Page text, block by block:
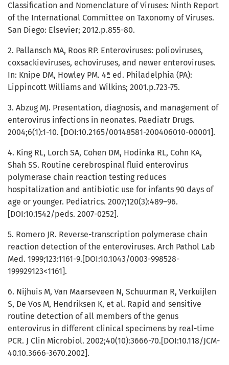
Classification and Nomenclature of Viruses: Ninth Report
of the International Committee on Taxonomy of Viruses.
San Diego: Elsevier; 2012.p.855-80.
2. Pallansch MA, Roos RP. Enteroviruses: polioviruses,
coxsackieviruses, echoviruses, and newer enteroviruses.
In: Knipe DM, Howley PM. 4ª ed. Philadelphia (PA):
Lippincott Williams and Wilkins; 2001.p.723-75.
3. Abzug MJ. Presentation, diagnosis, and management of
enterovirus infections in neonates. Paediatr Drugs.
2004;6(1):1-10. [DOI:10.2165/00148581-200406010-00001].
4. King RL, Lorch SA, Cohen DM, Hodinka RL, Cohn KA,
Shah SS. Routine cerebrospinal fluid enterovirus
polymerase chain reaction testing reduces
hospitalization and antibiotic use for infants 90 days of
age or younger. Pediatrics. 2007;120(3):489–96.
[DOI:10.1542/peds. 2007-0252].
5. Romero JR. Reverse-transcription polymerase chain
reaction detection of the enteroviruses. Arch Pathol Lab
Med. 1999;123:1161-9.[DOI:10.1043/0003-998528-
199929123<1161].
6. Nijhuis M, Van Maarseveen N, Schuurman R, Verkuijlen
S, De Vos M, Hendriksen K, et al. Rapid and sensitive
routine detection of all members of the genus
enterovirus in different clinical specimens by real-time
PCR. J Clin Microbiol. 2002;40(10):3666-70.[DOI:10.118/JCM-
40.10.3666-3670.2002].